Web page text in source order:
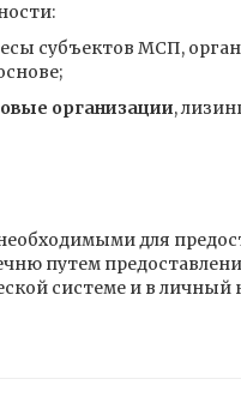
субъектов МСП,
организации,
для
путем
системе и в личный